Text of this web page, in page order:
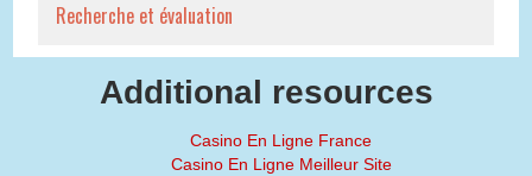
Recherche et évaluation
Additional resources
Casino En Ligne France
Casino En Ligne Meilleur Site